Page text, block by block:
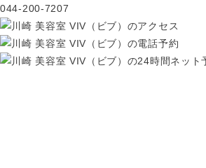
044-200-7207